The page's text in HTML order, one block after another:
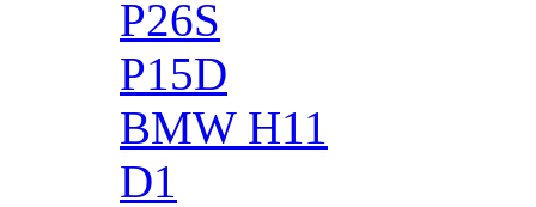
P26S
P15D
BMW H11
D1